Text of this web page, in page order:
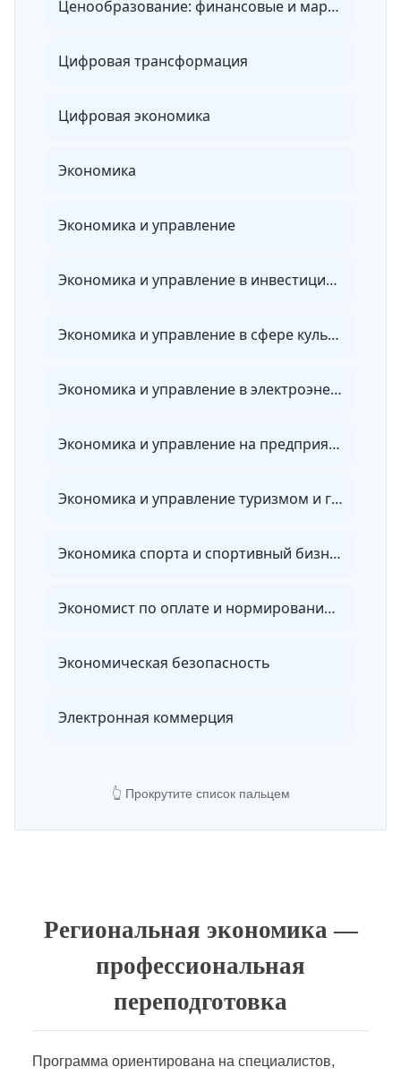
Ценообразование: финансовые и маркетинговые аспекты
Цифровая трансформация
Цифровая экономика
Экономика
Экономика и управление
Экономика и управление в инвестиционно-строительной сфере
Экономика и управление в сфере культуры, образования и науки
Экономика и управление в электроэнергетике
Экономика и управление на предприятии
Экономика и управление туризмом и гостиничным хозяйством
Экономика спорта и спортивный бизнес
Экономист по оплате и нормированию труда
Экономическая безопасность
Электронная коммерция
👆 Прокрутите список пальцем
Региональная экономика —
профессиональная
переподготовка
Программа ориентирована на специалистов,